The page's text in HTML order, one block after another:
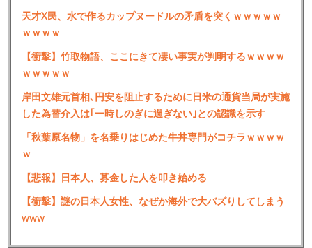
天才X民、水で作るカップヌードルの矛盾を突くｗｗｗｗｗ
ｗｗｗｗ
【衝撃】竹取物語、ここにきて凄い事実が判明するｗｗｗｗ
ｗｗｗｗｗ
岸田文雄元首相､円安を阻止するために日米の通貨当局が実施
した為替介入は｢一時しのぎに過ぎない｣との認識を示す
「秋葉原名物」を名乗りはじめた牛丼専門がコチラｗｗｗｗ
ｗ
【悲報】日本人、募金した人を叩き始める
【衝撃】謎の日本人女性、なぜか海外で大バズりしてしまう
www